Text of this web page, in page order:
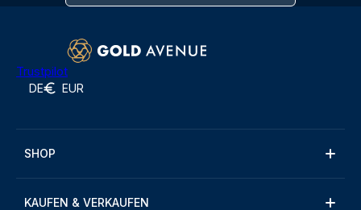
Trustpilot
DE EUR
SHOP
KAUFEN & VERKAUFEN